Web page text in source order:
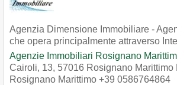
Agenzia Dimensione Immobiliare -
che opera principalmente attraverso
Agenzie Immobiliari Rosignano
Cairoli, 13, 57016 Rosignano Marittimo
Rosignano Marittimo +39 0586764864